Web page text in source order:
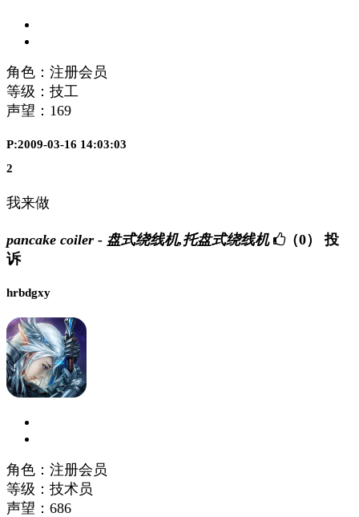
角色：注册会员
等级：技工
声望： 169
P:2009-03-16 14:03:03
2
我来做
pancake coiler - 盘式绕线机,托盘式绕线机 （0）
投
诉
hrbdgxy
角色：注册会员
等级：技术员
声望： 686